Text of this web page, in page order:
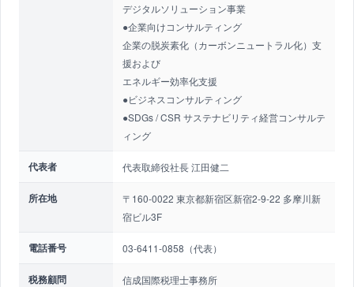
デジタルソリューション事業
●企業向けコンサルティング
企業の脱炭素化（カーボンニュートラル化）支
援および
エネルギー効率化支援
●ビジネスコンサルティング
●SDGs / CSR サステナビリティ経営コンサルテ
ィング
代表者 代表取締役社長 江田健二
所在地
〒160-0022 東京都新宿区新宿2-9-22 多摩川新
宿ビル3F
電話番号 03-6411-0858（代表）
税務顧問 信成国際税理士事務所